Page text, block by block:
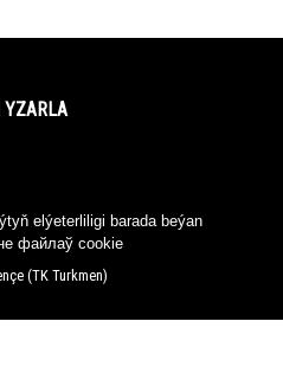
elýeterliligi barada beýan
файлаў cookie
(TK Turkmen)
YZARLA